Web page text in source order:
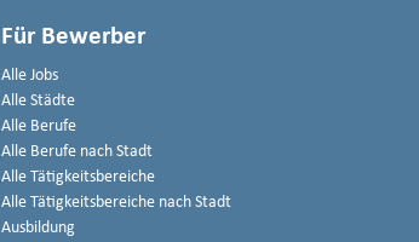
Für Bewerber
Alle Jobs
Alle Städte
Alle Berufe
Alle Berufe nach Stadt
Alle Tätigkeitsbereiche
Alle Tätigkeitsbereiche nach Stadt
Ausbildung